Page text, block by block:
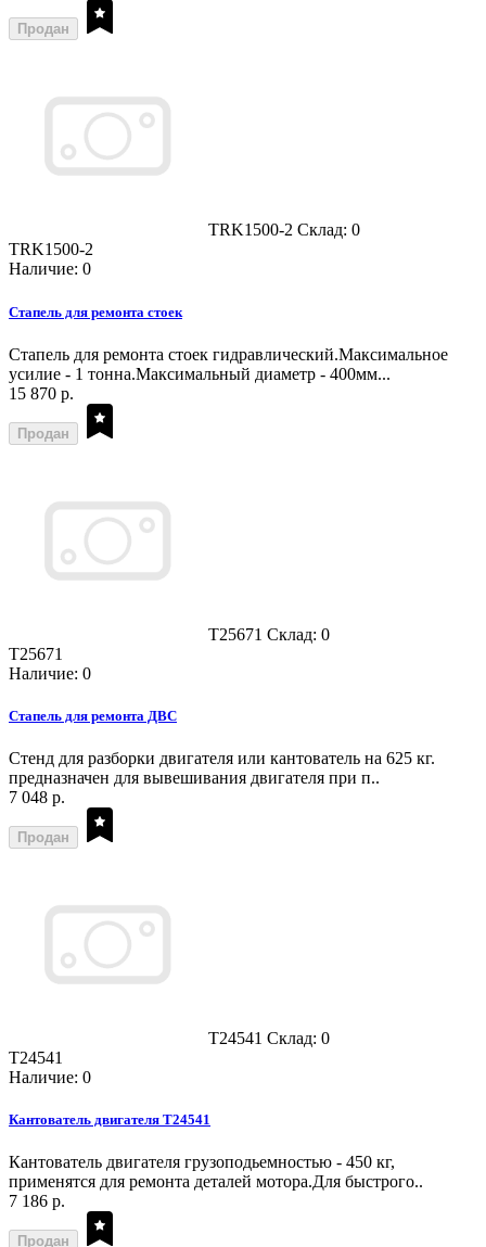
Продан
TRK1500-2 Склад: 0
TRK1500-2
Наличие: 0
Стапель для ремонта стоек
Стапель для ремонта стоек гидравлический.Максимальное
усилие - 1 тонна.Максимальный диаметр - 400мм...
15 870 р.
Продан
T25671 Склад: 0
T25671
Наличие: 0
Стапель для ремонта ДВС
Стенд для разборки двигателя или кантователь на 625 кг.
предназначен для вывешивания двигателя при п..
7 048 р.
Продан
T24541 Склад: 0
T24541
Наличие: 0
Кантователь двигателя T24541
Кантователь двигателя грузоподьемностью - 450 кг,
применятся для ремонта деталей мотора.Для быстрого..
7 186 р.
Продан